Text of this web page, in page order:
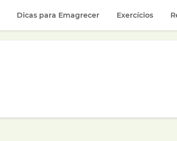
Dicas para Emagrecer Exercícios